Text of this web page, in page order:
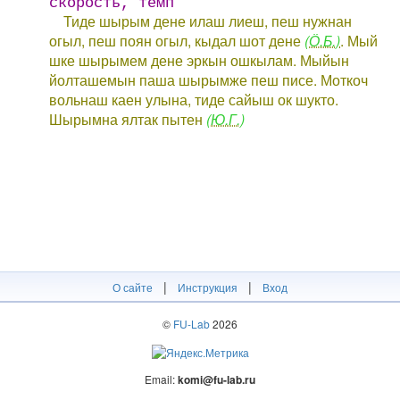
Тиде шырым дене илаш лиеш, пеш нужнан
огыл, пеш поян огыл, кыдал шот дене (Ӧ.Б.). Мый
шке шырымем дене эркын ошкылам. Мыйын
йолташемын паша шырымже пеш писе. Моткоч
вольнаш каен улына, тиде сайыш ок шукто.
Шырымна ялтак пытен (Ю.Г.)
О сайте | Инструкция | Вход
© FU-Lab2026
Email:komi@fu-lab.ru